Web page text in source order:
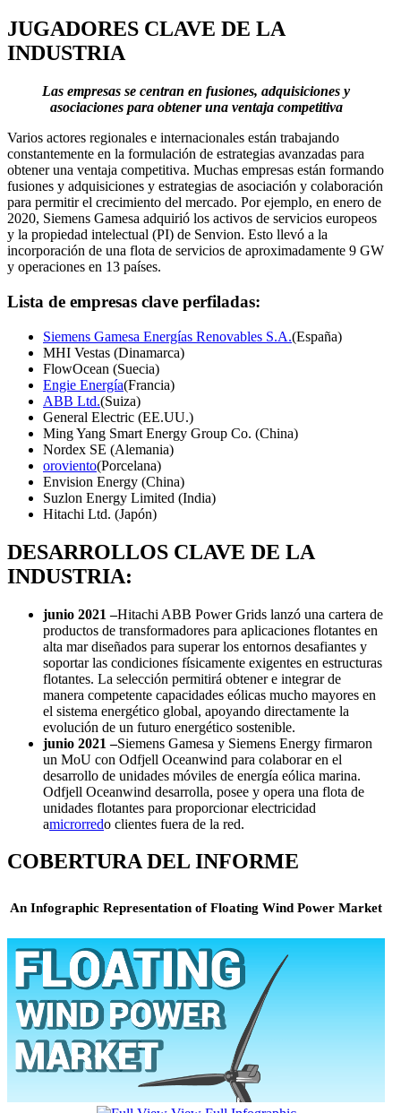
JUGADORES CLAVE DE LA
INDUSTRIA
Las empresas se centran en fusiones, adquisiciones y
asociaciones para obtener una ventaja competitiva
Varios actores regionales e internacionales están trabajando
constantemente en la formulación de estrategias avanzadas para
obtener una ventaja competitiva. Muchas empresas están formando
fusiones y adquisiciones y estrategias de asociación y colaboración
para permitir el crecimiento del mercado. Por ejemplo, en enero de
2020, Siemens Gamesa adquirió los activos de servicios europeos
y la propiedad intelectual (PI) de Senvion. Esto llevó a la
incorporación de una flota de servicios de aproximadamente 9 GW
y operaciones en 13 países.
Lista de empresas clave perfiladas:
Siemens Gamesa Energías Renovables S.A.(España)
MHI Vestas (Dinamarca)
FlowOcean (Suecia)
Engie Energía(Francia)
ABB Ltd.(Suiza)
General Electric (EE.UU.)
Ming Yang Smart Energy Group Co. (China)
Nordex SE (Alemania)
oroviento(Porcelana)
Envision Energy (China)
Suzlon Energy Limited (India)
Hitachi Ltd. (Japón)
DESARROLLOS CLAVE DE LA
INDUSTRIA:
junio 2021 –Hitachi ABB Power Grids lanzó una cartera de
productos de transformadores para aplicaciones flotantes en
alta mar diseñados para superar los entornos desafiantes y
soportar las condiciones físicamente exigentes en estructuras
flotantes. La selección permitirá obtener e integrar de
manera competente capacidades eólicas mucho mayores en
el sistema energético global, apoyando directamente la
evolución de un futuro energético sostenible.
junio 2021 –Siemens Gamesa y Siemens Energy firmaron
un MoU con Odfjell Oceanwind para colaborar en el
desarrollo de unidades móviles de energía eólica marina.
Odfjell Oceanwind desarrolla, posee y opera una flota de
unidades flotantes para proporcionar electricidad
amicrorredo clientes fuera de la red.
COBERTURA DEL INFORME
An Infographic Representation of Floating Wind Power Market